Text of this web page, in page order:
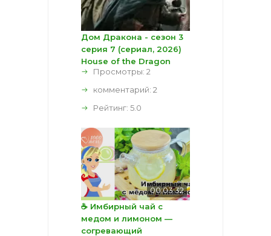
Дом Дракона - сезон 3
серия 7 (сериал, 2026)
House of the Dragon
Просмотры: 2
комментарий: 2
Рейтинг: 5.0
00:03:32
☕ Имбирный чай с
медом и лимоном —
согревающий